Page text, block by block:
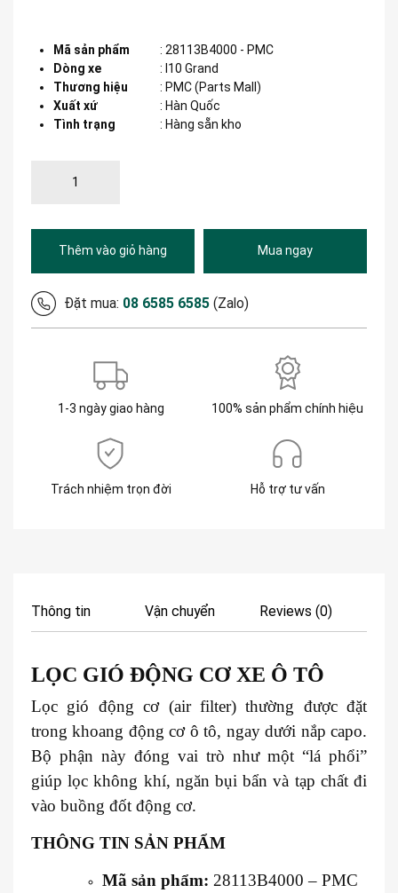
Mã sản phẩm : 28113B4000 - PMC
Dòng xe
: I10 Grand
Thương hiệu
: PMC (Parts Mall)
Xuất xứ
: Hàn Quốc
Tình trạng
: Hàng sẵn kho
Thêm vào giỏ hàng Mua ngay
Đặt mua: 08 6585 6585 (Zalo)
1-3 ngày giao hàng 100% sản phẩm chính hiệu
Trách nhiệm trọn đời Hỗ trợ tư vấn
Thông tin Vận chuyển Reviews (0)
LỌC GIÓ ĐỘNG CƠ XE Ô TÔ
Lọc gió động cơ (air filter) thường được đặt
trong khoang động cơ ô tô, ngay dưới nắp capo.
Bộ phận này đóng vai trò như một “lá phổi”
giúp lọc không khí, ngăn bụi bẩn và tạp chất đi
vào buồng đốt động cơ.
THÔNG TIN SẢN PHẨM
Mã sản phẩm: 28113B4000 – PMC